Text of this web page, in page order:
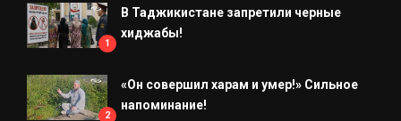
1
В Таджикистане запретили черные
хиджабы!
2
«Он совершил харам и умер!» Сильное
напоминание!